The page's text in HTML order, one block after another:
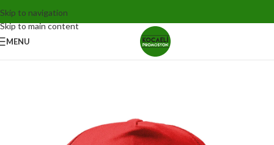
Skip to navigation
Skip to main content
MENU